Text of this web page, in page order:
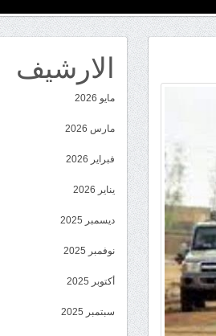
الارشيف
مايو 2026
مارس 2026
فبراير 2026
يناير 2026
ديسمبر 2025
نوفمبر 2025
أكتوبر 2025
سبتمبر 2025